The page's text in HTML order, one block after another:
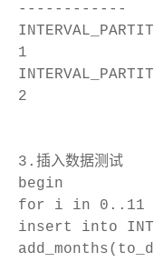
------------
1
2
3.插入数据测试
begin
for i in 0..11
insert into